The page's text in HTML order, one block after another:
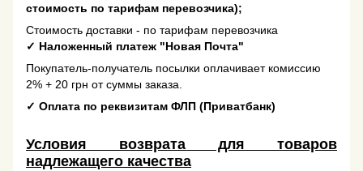
стоимость по тарифам перевозчика);
Стоимость доставки - по тарифам перевозчика
✓ Наложенный платеж "Новая Почта"
Покупатель-получатель посылки оплачивает комиссию
2% + 20 грн от суммы заказа.
✓ Оплата по реквизитам ФЛП (Приватбанк)
Условия возврата для товаров
надлежащего качества